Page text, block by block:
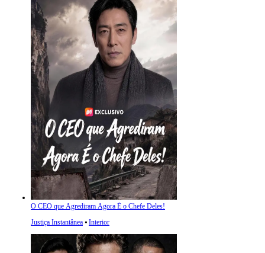
O CEO que Agrediram Agora É o Chefe Deles!
Justiça Instantânea ⦁ Interior